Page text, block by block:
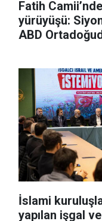
Fatih
yürüyüşü:
ABD
İslami
yapılan işgal